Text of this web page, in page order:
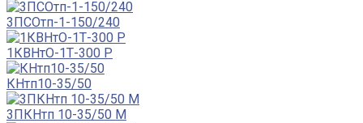
3ПСОтп-1-150/240
1КВНтО-1Т-300 Р
КНтп10-35/50
3ПКНтп 10-35/50 М